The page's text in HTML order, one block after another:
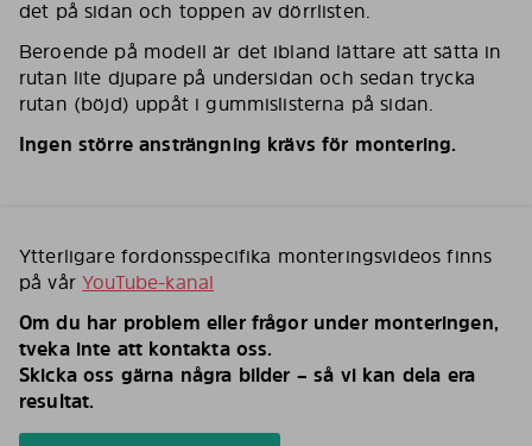
det på sidan och toppen av dörrlisten.
Beroende på modell är det ibland lättare att sätta in
rutan lite djupare på undersidan och sedan trycka
rutan (böjd) uppåt i gummislisterna på sidan.
Ingen större ansträngning krävs för montering.
Ytterligare fordonsspecifika monteringsvideos finns
på vårYouTube-kanal
Om du har problem eller frågor under monteringen,
tveka inte att kontakta oss.
Skicka oss gärna några bilder – så vi kan dela era
resultat.